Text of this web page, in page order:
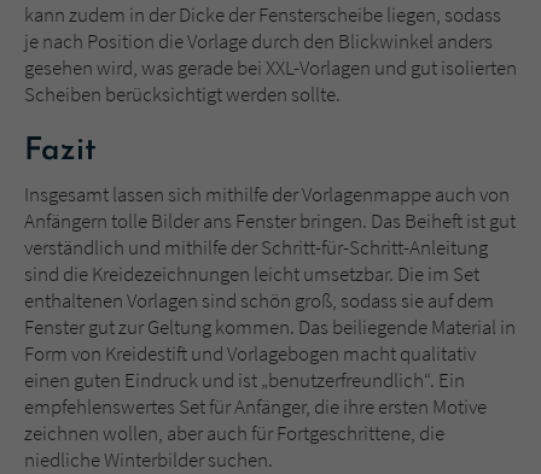
kann zudem in der Dicke der Fensterscheibe liegen, sodass
je nach Position die Vorlage durch den Blickwinkel anders
gesehen wird, was gerade bei XXL-Vorlagen und gut isolierten
Scheiben berücksichtigt werden sollte.
Fazit
Insgesamt lassen sich mithilfe der Vorlagenmappe auch von
Anfängern tolle Bilder ans Fenster bringen. Das Beiheft ist gut
verständlich und mithilfe der Schritt-für-Schritt-Anleitung
sind die Kreidezeichnungen leicht umsetzbar. Die im Set
enthaltenen Vorlagen sind schön groß, sodass sie auf dem
Fenster gut zur Geltung kommen. Das beiliegende Material in
Form von Kreidestift und Vorlagebogen macht qualitativ
einen guten Eindruck und ist „benutzerfreundlich“. Ein
empfehlenswertes Set für Anfänger, die ihre ersten Motive
zeichnen wollen, aber auch für Fortgeschrittene, die
niedliche Winterbilder suchen.